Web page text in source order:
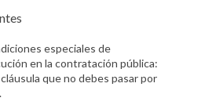
especiales de
en la contratación pública:
que no debes pasar por